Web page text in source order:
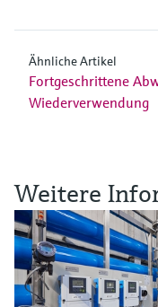
Ähnliche Artikel
Fortgeschrittene
Wiederverwendung
Weitere